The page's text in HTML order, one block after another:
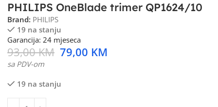
PHILIPS OneBlade trimer QP1624/10
Brand: PHILIPS
19 na stanju
Garancija: 24 mjeseca
93,00KM 79,00 KM
sa PDV-om
19 na stanju